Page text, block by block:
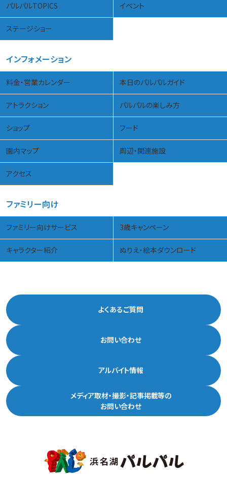
パルパルTOPICS イベント
ステージショー
インフォメーション
料金・営業カレンダー 本日のパルパルガイド
アトラクション パルパルの楽しみ方
ショップ フード
園内マップ 周辺・関連施設
アクセス
ファミリー向け
ファミリー向けサービス 3歳キャンペーン
キャラクター紹介 ぬりえ・絵本ダウンロード
よくあるご質問
お問い合わせ
アルバイト情報
メディア取材・撮影・記事掲載等の
お問い合わせ